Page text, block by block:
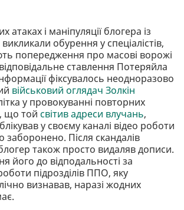
атаках і маніпуляції блогера із
обурення у спеціалістів,
попередження про масові ворожі
ставлення Потеряйла
фіксувалось неодноразово
військовий оглядач Золкін
у провокуванні повторних
що той світив адреси влучань,
у своєму каналі відео роботи
Після скандалів
також просто видаляв дописи.
його до відподальності за
підрозділів ППО, яку
визнавав, наразі жодних